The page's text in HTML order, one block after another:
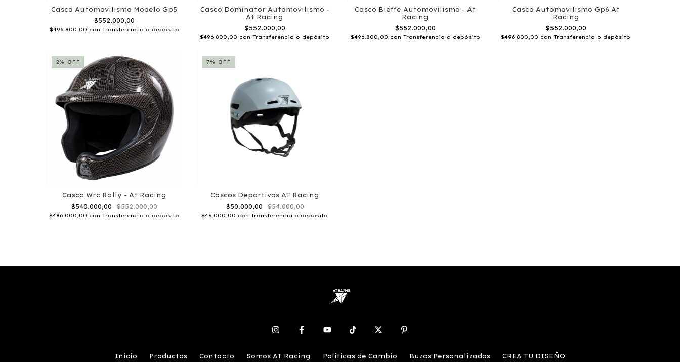
Casco Automovilismo Modelo Gp5
$552.000,00
$496.800,00 con Transferencia o depósito
Casco Dominator Automovilismo -
At Racing
$552.000,00
$496.800,00 con Transferencia o depósito
Casco Bieffe Automovilismo - At
Racing
$552.000,00
$496.800,00 con Transferencia o depósito
Casco Automovilismo Gp6 At
Racing
$552.000,00
$496.800,00 con Transferencia o depósito
2% OFF
Casco Wrc Rally - At Racing
$540.000,00
$552.000,00
$486.000,00 con Transferencia o depósito
7% OFF
Cascos Deportivos AT Racing
$50.000,00
$54.000,00
$45.000,00 con Transferencia o depósito
Inicio Productos Contacto Somos AT Racing Políticas de Cambio Buzos Personalizados CREA TU DISEÑO